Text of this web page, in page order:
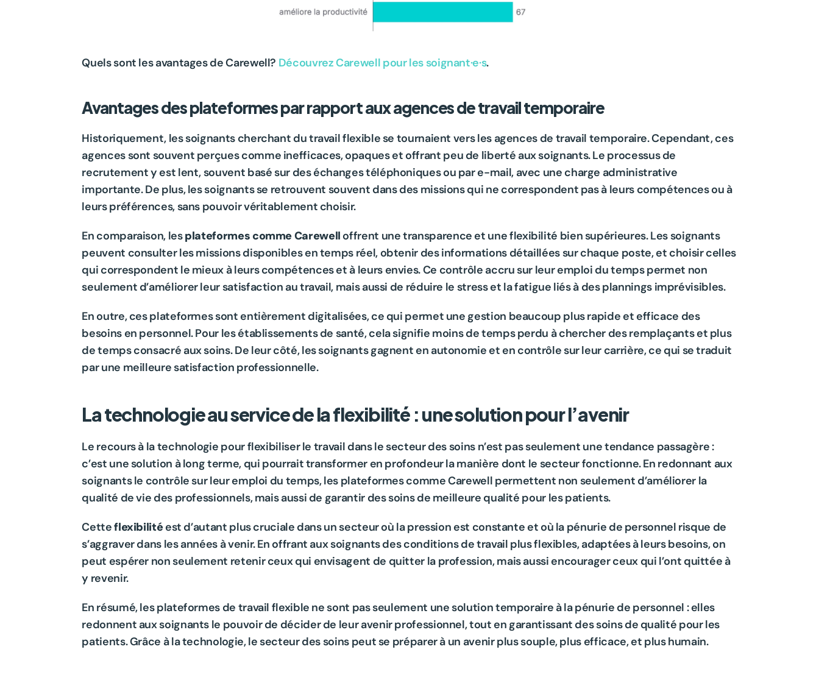
Quels sont les avantages de Carewell? Découvrez Carewell pour les soignant·e·s.
Avantages des plateformes par rapport aux agences de travail temporaire
Historiquement, les soignants cherchant du travail flexible se tournaient vers les agences de travail temporaire. Cependant, ces
agences sont souvent perçues comme inefficaces, opaques et offrant peu de liberté aux soignants. Le processus de
recrutement y est lent, souvent basé sur des échanges téléphoniques ou par e-mail, avec une charge administrative
importante. De plus, les soignants se retrouvent souvent dans des missions qui ne correspondent pas à leurs compétences ou à
leurs préférences, sans pouvoir véritablement choisir.
En comparaison, les plateformes comme Carewell offrent une transparence et une flexibilité bien supérieures. Les soignants
peuvent consulter les missions disponibles en temps réel, obtenir des informations détaillées sur chaque poste, et choisir celles
qui correspondent le mieux à leurs compétences et à leurs envies. Ce contrôle accru sur leur emploi du temps permet non
seulement d’améliorer leur satisfaction au travail, mais aussi de réduire le stress et la fatigue liés à des plannings imprévisibles.
En outre, ces plateformes sont entièrement digitalisées, ce qui permet une gestion beaucoup plus rapide et efficace des
besoins en personnel. Pour les établissements de santé, cela signifie moins de temps perdu à chercher des remplaçants et plus
de temps consacré aux soins. De leur côté, les soignants gagnent en autonomie et en contrôle sur leur carrière, ce qui se traduit
par une meilleure satisfaction professionnelle.
La technologie au service de la flexibilité : une solution pour l’avenir
Le recours à la technologie pour flexibiliser le travail dans le secteur des soins n’est pas seulement une tendance passagère :
c’est une solution à long terme, qui pourrait transformer en profondeur la manière dont le secteur fonctionne. En redonnant aux
soignants le contrôle sur leur emploi du temps, les plateformes comme Carewell permettent non seulement d’améliorer la
qualité de vie des professionnels, mais aussi de garantir des soins de meilleure qualité pour les patients.
Cette flexibilité est d’autant plus cruciale dans un secteur où la pression est constante et où la pénurie de personnel risque de
s’aggraver dans les années à venir. En offrant aux soignants des conditions de travail plus flexibles, adaptées à leurs besoins, on
peut espérer non seulement retenir ceux qui envisagent de quitter la profession, mais aussi encourager ceux qui l’ont quittée à
y revenir.
En résumé, les plateformes de travail flexible ne sont pas seulement une solution temporaire à la pénurie de personnel : elles
redonnent aux soignants le pouvoir de décider de leur avenir professionnel, tout en garantissant des soins de qualité pour les
patients. Grâce à la technologie, le secteur des soins peut se préparer à un avenir plus souple, plus efficace, et plus humain.